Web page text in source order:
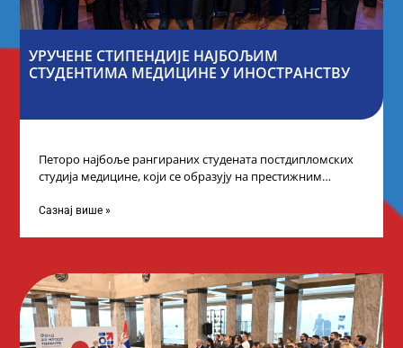
УРУЧЕНЕ СТИПЕНДИЈЕ НАЈБОЉИМ
СТУДЕНТИМА МЕДИЦИНЕ У ИНОСТРАНСТВУ
Петоро најбоље рангираних студената постдипломских
студија медицине, који се образују на престижним
стипендије од
Сазнај више »